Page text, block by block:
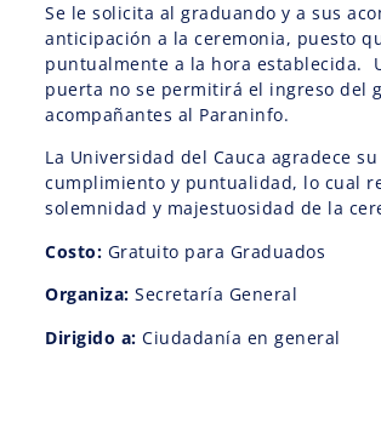
Se le solicita al graduando y a sus
anticipación a la ceremonia, puesto
puntualmente a la hora establecida.
puerta no se permitirá el ingreso del
acompañantes al Paraninfo.
La Universidad del Cauca agradece
cumplimiento y puntualidad, lo cual
solemnidad y majestuosidad de la
Costo: Gratuito para Graduados
Organiza: Secretaría General
Dirigido a: Ciudadanía en general